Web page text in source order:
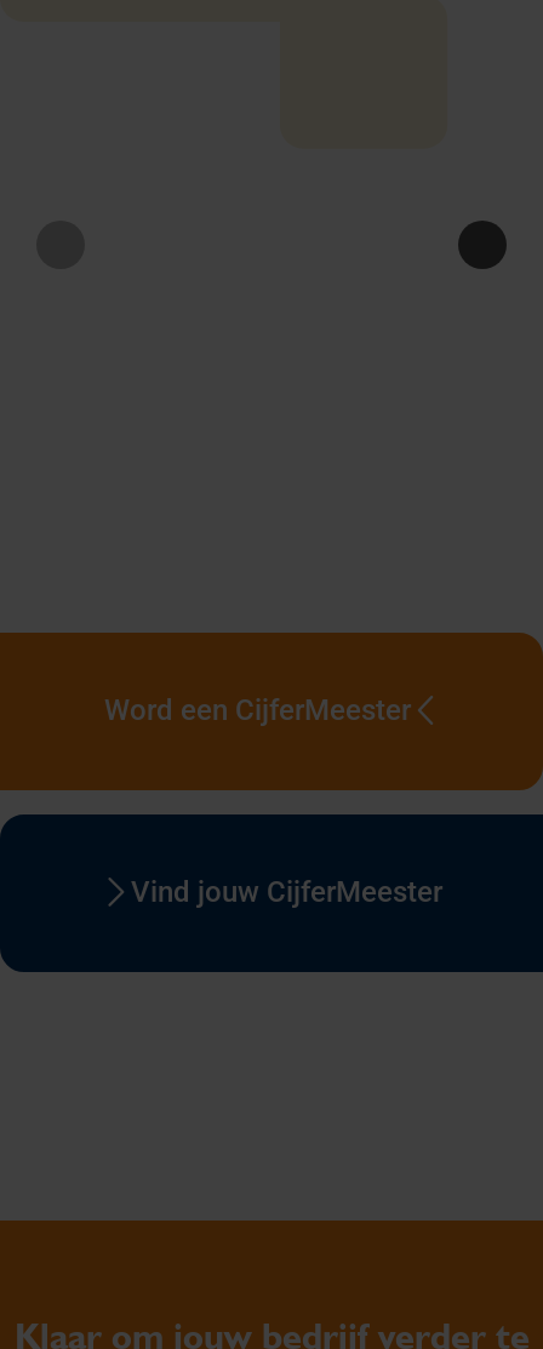
Word een CijferMeester
Vind jouw CijferMeester
Klaar om jouw bedrijf verder te